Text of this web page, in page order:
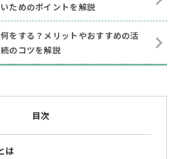
ためのポイントを解説
をする？メリットやおすすめの活
のコツを解説
目次
は